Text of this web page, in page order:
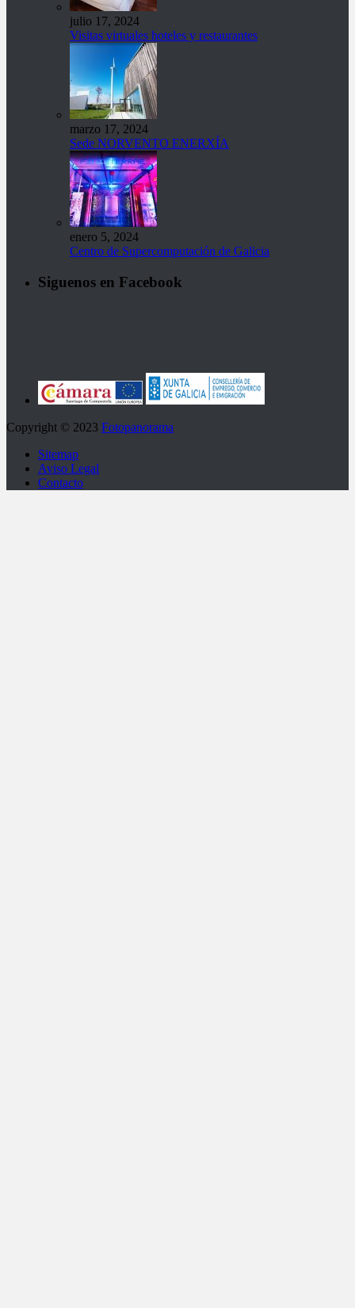
julio 17, 2024
Visitas virtuales hoteles y restaurantes
marzo 17, 2024
Sede NORVENTO ENERXÍA
enero 5, 2024
Centro de Supercomputación de Galicia
Siguenos en Facebook
Copyright © 2023 Fotopanorama
Sitemap
Aviso Legal
Contacto